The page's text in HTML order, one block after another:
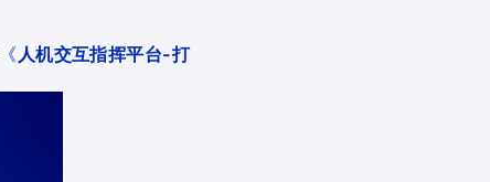
《 人机交互指挥平台-打